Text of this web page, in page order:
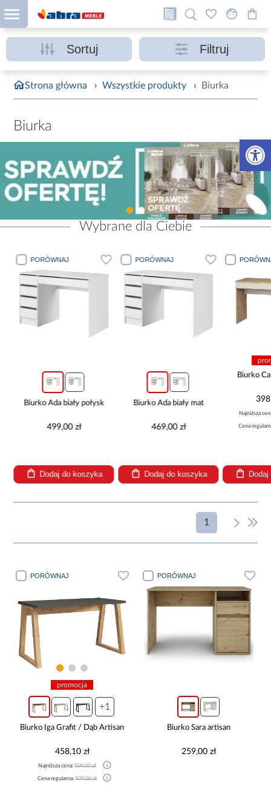
Otwórz
Sortuj Filtruj
Strona główna › Wszystkie produkty › Biurka
Biurka
Wybrane dla Ciebie
PORÓWNAJ
Biurko Ada biały połysk
499,00 zł
Dodaj do koszyka
PORÓWNAJ
Biurko Ada biały mat
469,00 zł
Dodaj do koszyka
Biurko
Najniższa
Cena
1
PORÓWNAJ
promocja
+1
Biurko Iga Grafit / Dąb Artisan
458,10 zł
Najniższa cena:509,00 zł
Cena regularna:509,00 zł
PORÓWNAJ
Biurko Sara artisan
259,00 zł